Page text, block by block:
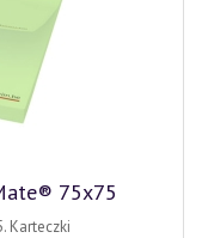
75x75
Karteczki